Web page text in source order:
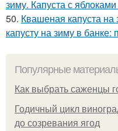
зиму. Капуста с
50. Квашеная капуста на
капусту на зиму в
Популярные
Как выбрать саженцы
Годичный цикл
до созревания ягод